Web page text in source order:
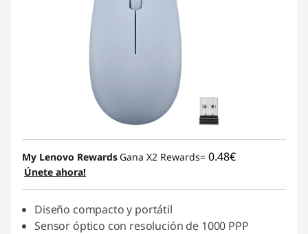
My Lenovo Rewards Gana X2 Rewards= 0.48€
Únete ahora!
Diseño compacto y portátil
Sensor óptico con resolución de 1000 PPP